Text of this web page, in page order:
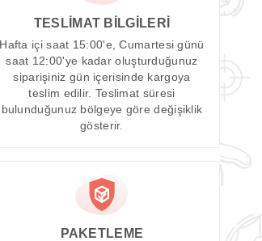
TESLİMAT BİLGİLERİ
Hafta içi saat 15:00'e, Cumartesi günü
saat 12:00'ye kadar oluşturduğunuz
siparişiniz gün içerisinde kargoya
teslim edilir. Teslimat süresi
bulunduğunuz bölgeye göre değişiklik
gösterir.
PAKETLEME